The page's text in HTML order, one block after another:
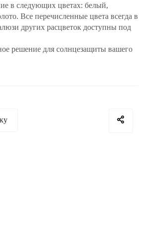
в следующих цветах: белый,
Все перечисленные цвета всегда в
других расцветок доступны под
решение для солнцезащиты вашего